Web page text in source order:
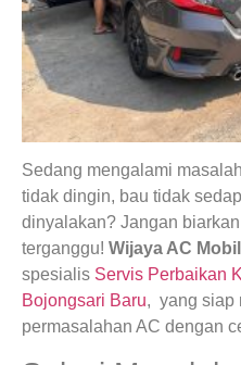
Sedang mengalami
tidak dingin, bau tidak
dinyalakan? Jangan
terganggu! Wijaya AC Mobil
spesialis Servis Perbaikan
Bojongsari Baru, yang siap
permasalahan AC dengan